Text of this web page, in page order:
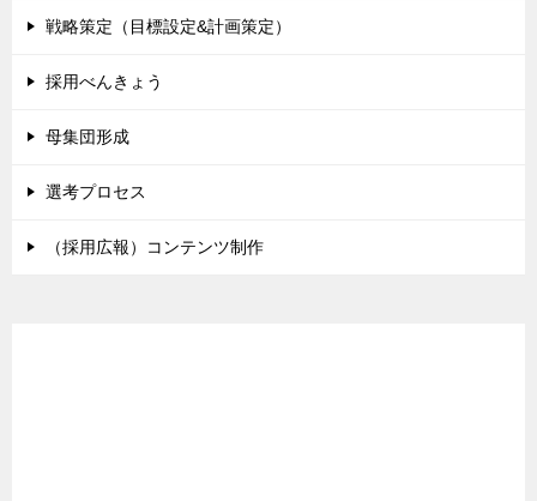
戦略策定（目標設定&計画策定）
採用べんきょう
母集団形成
選考プロセス
（採用広報）コンテンツ制作